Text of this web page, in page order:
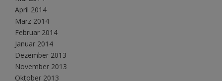
April 2014
März 2014
Februar 2014
Januar 2014
Dezember 2013
November 2013
Oktober 2013